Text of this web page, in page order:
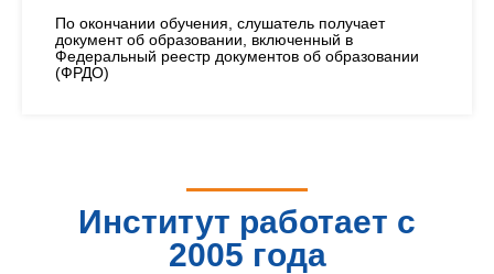
По окончании обучения, слушатель получает
документ об образовании, включенный в
Федеральный реестр документов об образовании
(ФРДО)
Институт работает с
2005 года